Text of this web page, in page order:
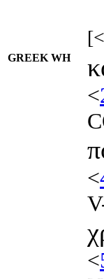
[<
GREEK WH
<
<
<